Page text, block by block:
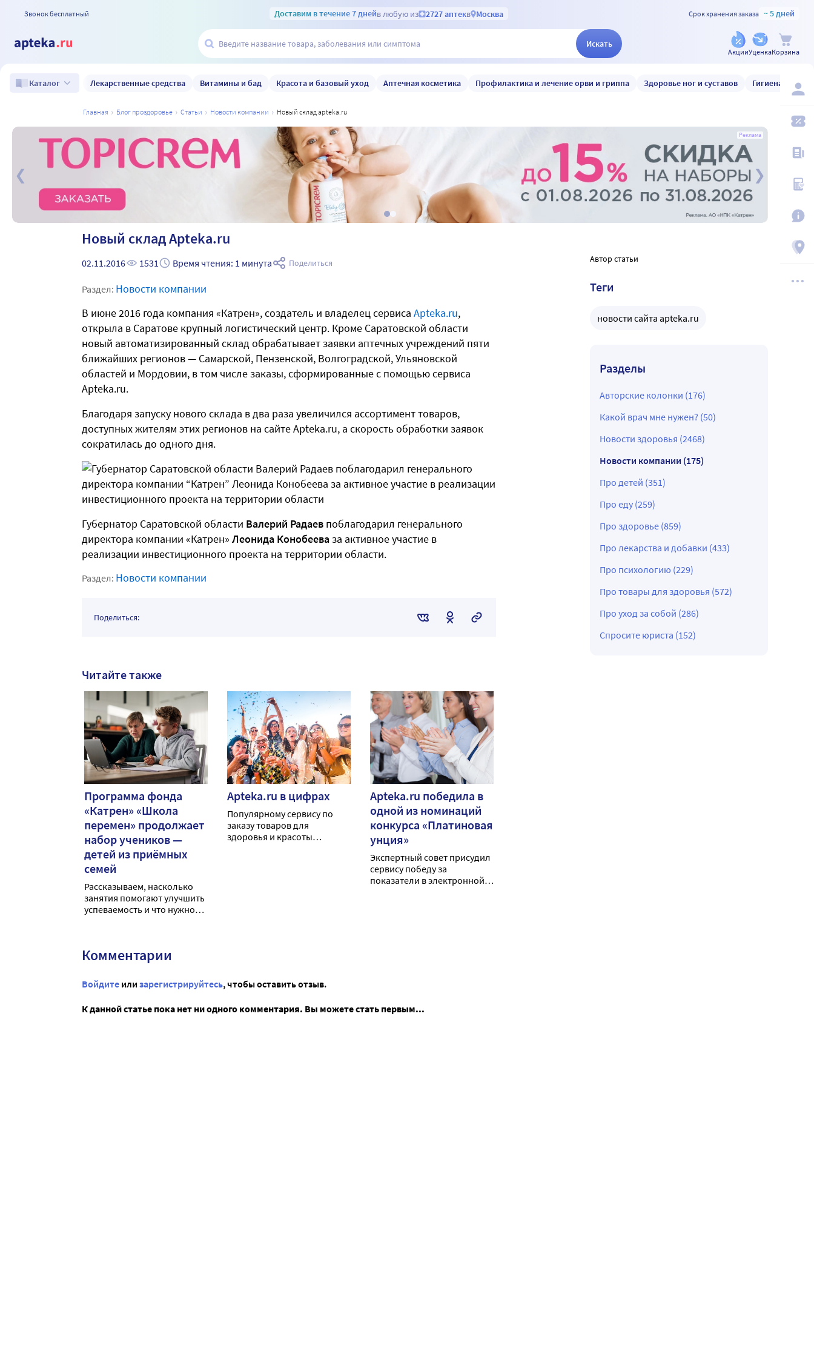
Звонок бесплатный Доставим в течение 7 днейв любую из 2727 аптекв Москва Срок хранения заказа ~ 5 дней
Искать
АкцииУценкаКорзина
Каталог Лекарственные средства Витамины и бад Красота и базовый уход Аптечная косметика Профилактика и лечение орви и гриппа Здоровье ног и суставов Гигиена и уход
главная блог проздоровье статьи новости компании новый склад apteka.ru
Реклама
Новый склад Apteka.ru
02.11.2016 1531 Время чтения: 1 минута Поделиться
Раздел: Новости компании
В июне 2016 года компания «Катрен», создатель и владелец сервиса Apteka.ru,
открыла в Саратове крупный логистический центр. Кроме Саратовской области
новый автоматизированный склад обрабатывает заявки аптечных учреждений пяти
ближайших регионов — Самарской, Пензенской, Волгоградской, Ульяновской
областей и Мордовии, в том числе заказы, сформированные с помощью сервиса
Apteka.ru.
Благодаря запуску нового склада в два раза увеличился ассортимент товаров,
доступных жителям этих регионов на сайте Apteka.ru, а скорость обработки заявок
сократилась до одного дня.
Губернатор Саратовской области Валерий Радаев поблагодарил генерального
директора компании «Катрен» Леонида Конобеева за активное участие в
реализации инвестиционного проекта на территории области.
Раздел: Новости компании
Поделиться:
Читайте также
Программа фонда
«Катрен» «Школа
перемен» продолжает
набор учеников —
детей из приёмных
семей
Рассказываем, насколько
занятия помогают улучшить
успеваемость и что нужно
Apteka.ru в цифрах
Популярному сервису по
заказу товаров для
здоровья и красоты
Apteka.ru победила в
одной из номинаций
конкурса «Платиновая
унция»
Экспертный совет присудил
сервису победу за
показатели в электронной
Комментарии
Войдите или зарегистрируйтесь, чтобы оставить отзыв.
К данной статье пока нет ни одного комментария. Вы можете стать первым...
Автор статьи
Теги
новости сайта apteka.ru
Разделы
Авторские колонки (176)
Какой врач мне нужен? (50)
Новости здоровья (2468)
Новости компании (175)
Про детей (351)
Про еду (259)
Про здоровье (859)
Про лекарства и добавки (433)
Про психологию (229)
Про товары для здоровья (572)
Про уход за собой (286)
Спросите юриста (152)